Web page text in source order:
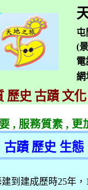
屯
(
電
歷史 古蹟 文
要, 服務質素, 更
古蹟 歷史 生態
到建成歷時25年，